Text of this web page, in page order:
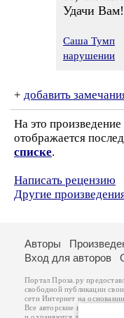
Удачи Вам!
Саша Тумп
нарушении
+ добавить
На это
отображается
списке.
Написать рецензию
Другие
Авторы
Вход для авторов
Портал Проза.ру
свободной публикации
сети Интернет на
Все авторские права на